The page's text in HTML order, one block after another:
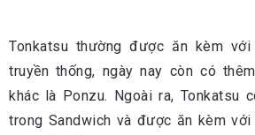
Tonkatsu thường được ăn kèm
truyền thống, ngày nay còn có
khác là Ponzu. Ngoài ra, Tonkatsu
trong Sandwich và được ăn kèm